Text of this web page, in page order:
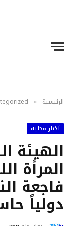
الرئيسية »
أخبار محلية
الهيئة
المرأة
فاجعة
دولياً